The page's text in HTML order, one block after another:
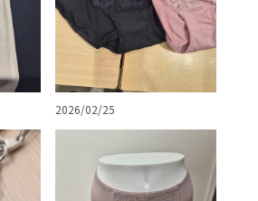
2026/02/25